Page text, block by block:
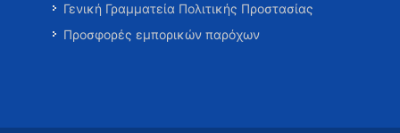
Γενική Γραμματεία Πολιτικής Προστασίας
Προσφορές εμπορικών παρόχων